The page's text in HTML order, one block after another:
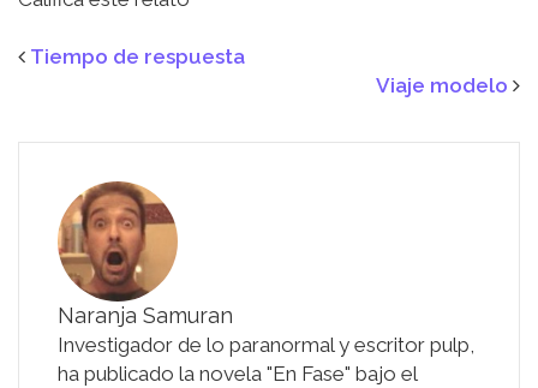
Tiempo de respuesta
Viaje modelo
Naranja Samuran
Investigador de lo paranormal y escritor pulp,
ha publicado la novela "En Fase" bajo el